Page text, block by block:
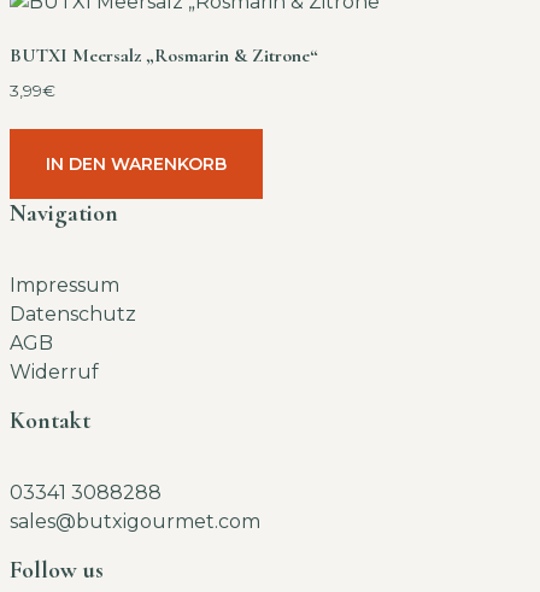
BUTXI Meersalz „Rosmarin & Zitrone“
3,99€
IN DEN WARENKORB
Navigation
Impressum
Datenschutz
AGB
Widerruf
Kontakt
03341 3088288
sales@butxigourmet.com
Follow us